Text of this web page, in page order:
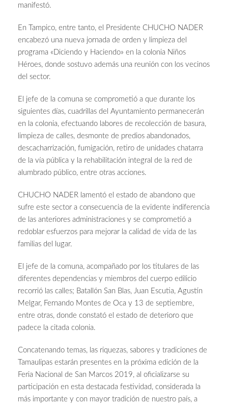
manifestó.
En Tampico, entre tanto, el Presidente CHUCHO NADER
encabezó una nueva jornada de orden y limpieza del
programa «Diciendo y Haciendo» en la colonia Niños
Héroes, donde sostuvo además una reunión con los vecinos
del sector.
El jefe de la comuna se comprometió a que durante los
siguientes días, cuadrillas del Ayuntamiento permanecerán
en la colonia, efectuando labores de recolección de basura,
limpieza de calles, desmonte de predios abandonados,
descacharrización, fumigación, retiro de unidades chatarra
de la vía pública y la rehabilitación integral de la red de
alumbrado público, entre otras acciones.
CHUCHO NADER lamentó el estado de abandono que
sufre este sector a consecuencia de la evidente indiferencia
de las anteriores administraciones y se comprometió a
redoblar esfuerzos para mejorar la calidad de vida de las
familias del lugar.
El jefe de la comuna, acompañado por los titulares de las
diferentes dependencias y miembros del cuerpo edilicio
recorrió las calles; Batallón San Blas, Juan Escutia, Agustín
Melgar, Fernando Montes de Oca y 13 de septiembre,
entre otras, donde constató el estado de deterioro que
padece la citada colonia.
Concatenando temas, l as riquezas, sabores y tradiciones de
Tamaulipas estarán presentes en la próxima edición de la
Feria Nacional de San Marcos 2019, al oficializarse su
participación en esta destacada festividad, considerada la
más importante y con mayor tradición de nuestro país, a